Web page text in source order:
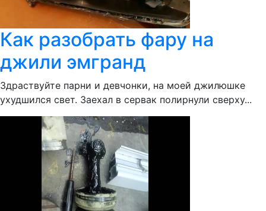
Как разобрать фару на
джили эмгранд
Здраствуйте парни и девчонки, на моей джилюшке
ухудшился свет. Заехал в сервак полирнули сверху...